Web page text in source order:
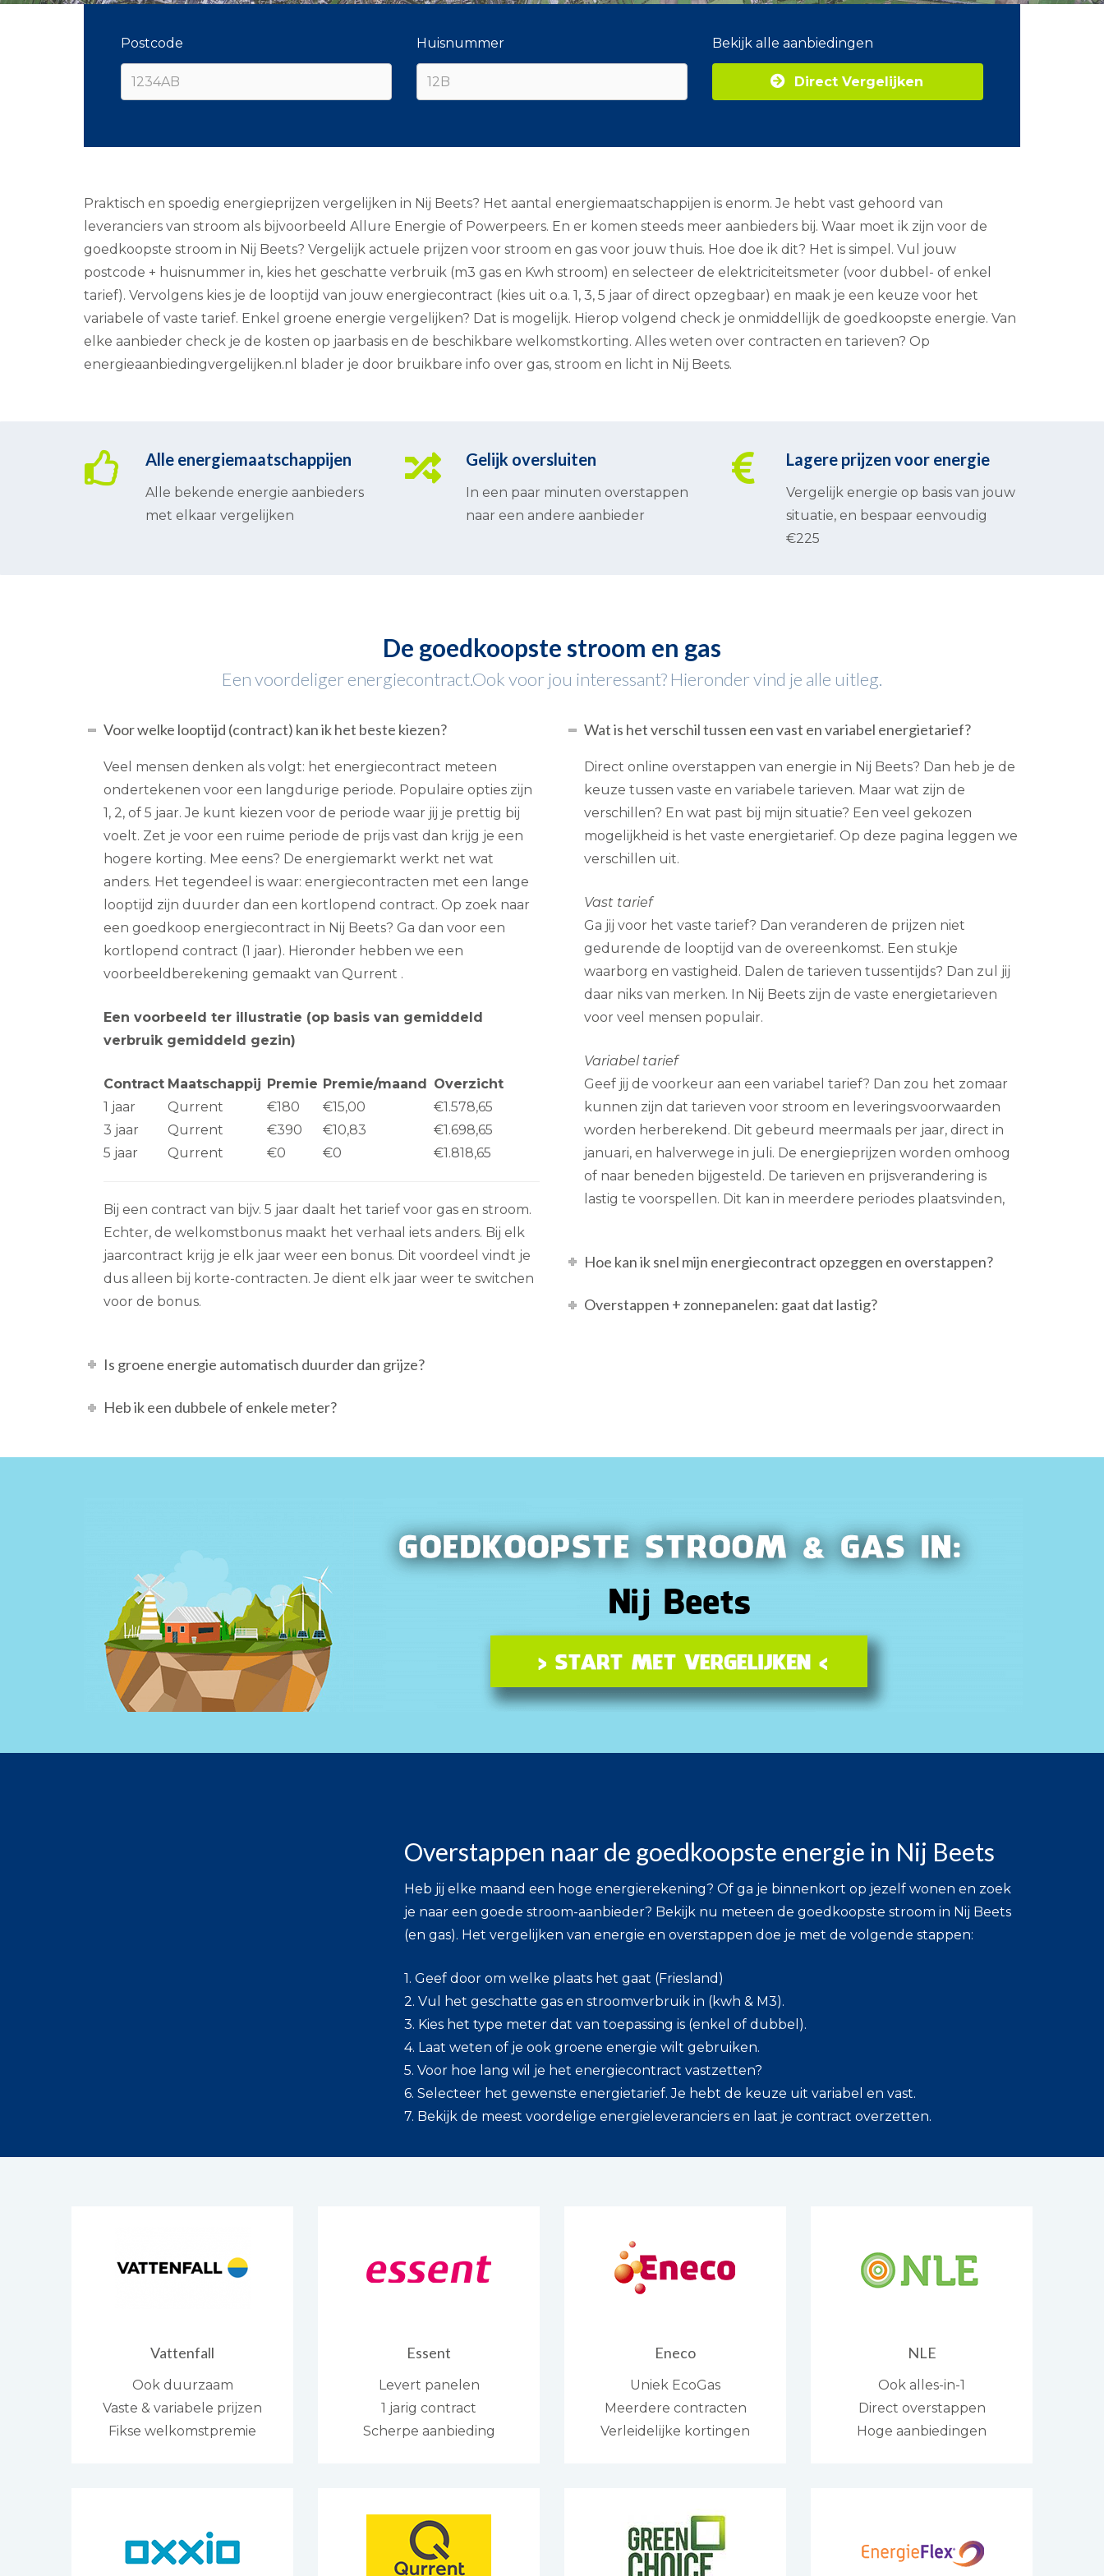
Postcode Huisnummer Bekijk alle aanbiedingen
Direct Vergelijken
Praktisch en spoedig energieprijzen vergelijken in Nij Beets? Het aantal energiemaatschappijen is enorm. Je hebt vast gehoord van
leveranciers van stroom als bijvoorbeeld Allure Energie of Powerpeers. En er komen steeds meer aanbieders bij. Waar moet ik zijn voor de
goedkoopste stroom in Nij Beets? Vergelijk actuele prijzen voor stroom en gas voor jouw thuis. Hoe doe ik dit? Het is simpel. Vul jouw
postcode + huisnummer in, kies het geschatte verbruik (m3 gas en Kwh stroom) en selecteer de elektriciteitsmeter (voor dubbel- of enkel
tarief). Vervolgens kies je de looptijd van jouw energiecontract (kies uit o.a. 1, 3, 5 jaar of direct opzegbaar) en maak je een keuze voor het
variabele of vaste tarief. Enkel groene energie vergelijken? Dat is mogelijk. Hierop volgend check je onmiddellijk de goedkoopste energie. Van
elke aanbieder check je de kosten op jaarbasis en de beschikbare welkomstkorting. Alles weten over contracten en tarieven? Op
energieaanbiedingvergelijken.nl blader je door bruikbare info over gas, stroom en licht in Nij Beets.
Alle energiemaatschappijen
Alle bekende energie aanbieders
met elkaar vergelijken
Gelijk oversluiten
In een paar minuten overstappen
naar een andere aanbieder
Lagere prijzen voor energie
Vergelijk energie op basis van jouw
situatie, en bespaar eenvoudig
€225
De goedkoopste stroom en gas
Een voordeliger energiecontract.Ook voor jou interessant? Hieronder vind je alle uitleg.
Voor welke looptijd (contract) kan ik het beste kiezen?
Veel mensen denken als volgt: het energiecontract meteen
ondertekenen voor een langdurige periode. Populaire opties zijn
1, 2, of 5 jaar. Je kunt kiezen voor de periode waar jij je prettig bij
voelt. Zet je voor een ruime periode de prijs vast dan krijg je een
hogere korting. Mee eens? De energiemarkt werkt net wat
anders. Het tegendeel is waar: energiecontracten met een lange
looptijd zijn duurder dan een kortlopend contract. Op zoek naar
een goedkoop energiecontract in Nij Beets? Ga dan voor een
kortlopend contract (1 jaar). Hieronder hebben we een
voorbeeldberekening gemaakt van Qurrent .
Een voorbeeld ter illustratie (op basis van gemiddeld
verbruik gemiddeld gezin)
Contract Maatschappij Premie Premie/maand Overzicht
1 jaar
Qurrent €180 €15,00
€1.578,65
3 jaar
Qurrent €390 €10,83
€1.698,65
5 jaar
Qurrent €0 €0 €1.818,65
Bij een contract van bijv. 5 jaar daalt het tarief voor gas en stroom.
Echter, de welkomstbonus maakt het verhaal iets anders. Bij elk
jaarcontract krijg je elk jaar weer een bonus. Dit voordeel vindt je
dus alleen bij korte-contracten. Je dient elk jaar weer te switchen
voor de bonus.
Is groene energie automatisch duurder dan grijze?
Heb ik een dubbele of enkele meter?
Wat is het verschil tussen een vast en variabel energietarief?
Direct online overstappen van energie in Nij Beets? Dan heb je de
keuze tussen vaste en variabele tarieven. Maar wat zijn de
verschillen? En wat past bij mijn situatie? Een veel gekozen
mogelijkheid is het vaste energietarief. Op deze pagina leggen we
verschillen uit.
Vast tarief
Ga jij voor het vaste tarief? Dan veranderen de prijzen niet
gedurende de looptijd van de overeenkomst. Een stukje
waarborg en vastigheid. Dalen de tarieven tussentijds? Dan zul jij
daar niks van merken. In Nij Beets zijn de vaste energietarieven
voor veel mensen populair.
Variabel tarief
Geef jij de voorkeur aan een variabel tarief? Dan zou het zomaar
kunnen zijn dat tarieven voor stroom en leveringsvoorwaarden
worden herberekend. Dit gebeurd meermaals per jaar, direct in
januari, en halverwege in juli. De energieprijzen worden omhoog
of naar beneden bijgesteld. De tarieven en prijsverandering is
lastig te voorspellen. Dit kan in meerdere periodes plaatsvinden,
Hoe kan ik snel mijn energiecontract opzeggen en overstappen?
Overstappen + zonnepanelen: gaat dat lastig?
Overstappen naar de goedkoopste energie in Nij Beets
Heb jij elke maand een hoge energierekening? Of ga je binnenkort op jezelf wonen en zoek
je naar een goede stroom-aanbieder? Bekijk nu meteen de goedkoopste stroom in Nij Beets
(en gas). Het vergelijken van energie en overstappen doe je met de volgende stappen:
1. Geef door om welke plaats het gaat (Friesland)
2. Vul het geschatte gas en stroomverbruik in (kwh & M3).
3. Kies het type meter dat van toepassing is (enkel of dubbel).
4. Laat weten of je ook groene energie wilt gebruiken.
5. Voor hoe lang wil je het energiecontract vastzetten?
6. Selecteer het gewenste energietarief. Je hebt de keuze uit variabel en vast.
7. Bekijk de meest voordelige energieleveranciers en laat je contract overzetten.
Vattenfall
Ook duurzaam
Vaste & variabele prijzen
Fikse welkomstpremie
Essent
Levert panelen
1 jarig contract
Scherpe aanbieding
Eneco
Uniek EcoGas
Meerdere contracten
Verleidelijke kortingen
NLE
Ook alles-in-1
Direct overstappen
Hoge aanbiedingen